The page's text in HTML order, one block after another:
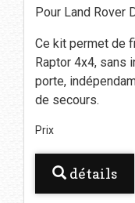
Pour Land Rover
Ce kit permet de
Raptor 4x4, sans
porte,
de secours.
Prix
détails